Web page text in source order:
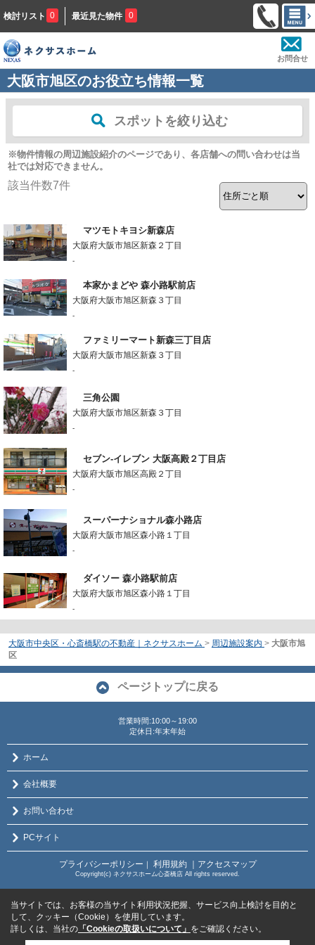
検討リスト 0 最近見た物件 0
お問合せ
大阪市旭区のお役立ち情報一覧
スポットを絞り込む
※物件情報の周辺施設紹介のページであり、各店舗への問い合わせは当
社では対応できません。
該当件数7件
マツモトキヨシ新森店
大阪府大阪市旭区新森２丁目
-
本家かまどや 森小路駅前店
大阪府大阪市旭区新森３丁目
-
ファミリーマート新森三丁目店
大阪府大阪市旭区新森３丁目
-
三角公園
大阪府大阪市旭区新森３丁目
-
セブン-イレブン 大阪高殿２丁目店
大阪府大阪市旭区高殿２丁目
-
スーパーナショナル森小路店
大阪府大阪市旭区森小路１丁目
-
ダイソー 森小路駅前店
大阪府大阪市旭区森小路１丁目
-
大阪市中央区・心斎橋駅の不動産｜ネクサスホーム > 周辺施設案内 > 大阪市旭
区
ページトップに戻る
営業時間:10:00～19:00
定休日:年末年始
ホーム
会社概要
お問い合わせ
PCサイト
プライバシーポリシー ｜ 利用規約 ｜アクセスマップ
Copyright(c) ネクサスホーム心斎橋店 All rights reserved.
当サイトでは、お客様の当サイト利用状況把握、サービス向上検討を目的と
して、クッキー（Cookie）を使用しています。
詳しくは、当社の 「Cookieの取扱いについて」 をご確認ください。